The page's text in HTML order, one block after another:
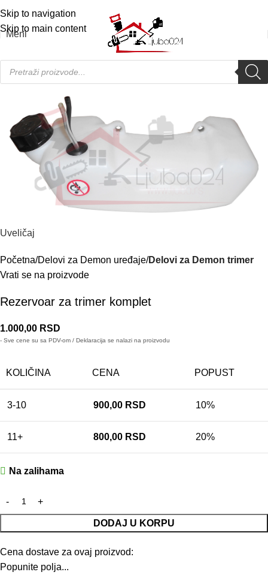
Skip to navigation
Skip to main content
Meni
Uveličaj
Početna Delovi za Demon uređaje Delovi za Demon trimer
Vrati se na proizvode
Rezervoar za trimer komplet
1.000,00 RSD
- Sve cene su sa PDV-om / Deklaracija se nalazi na proizvodu
KOLIČINA CENA POPUST
3-10 900,00 RSD 10%
11+ 800,00 RSD 20%
Na zalihama
DODAJ U KORPU
Cena dostave za ovaj proizvod:
Popunite polja...